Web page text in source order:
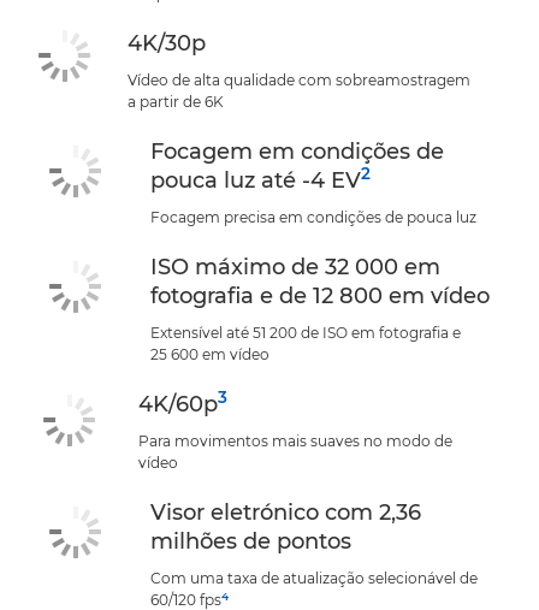
4K/30p
Vídeo de alta qualidade com sobreamostragem
a partir de 6K
Focagem em condições de
pouca luz até -4 EV2
Focagem precisa em condições de pouca luz
ISO máximo de 32 000 em
fotografia e de 12 800 em vídeo
Extensível até 51 200 de ISO em fotografia e
25 600 em vídeo
4K/60p3
Para movimentos mais suaves no modo de
vídeo
Visor eletrónico com 2,36
milhões de pontos
Com uma taxa de atualização selecionável de
60/120 fps4